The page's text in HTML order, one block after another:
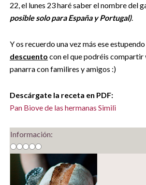
22, el lunes 23 haré saber el nombre del
posible solo para España y Portugal).
Y os recuerdo una vez más ese estupendo
descuento con el que podréis compartir
panarra con familires y amigos :)
Descárgate la receta en PDF:
Pan Biove de las hermanas Simili
Información: